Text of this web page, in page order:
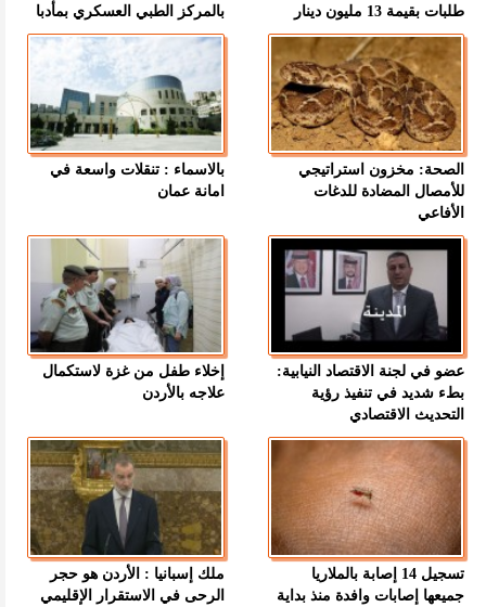
طلبات بقيمة 13 مليون دينار بالمركز الطبي العسكري بمأدبا
الصحة: مخزون استراتيجي
للأمصال المضادة للدغات
الأفاعي
بالاسماء : تنقلات واسعة في
امانة عمان
عضو في لجنة الاقتصاد النيابية:
بطء شديد في تنفيذ رؤية
التحديث الاقتصادي
إخلاء طفل من غزة لاستكمال
علاجه بالأردن
تسجيل 14 إصابة بالملاريا
جميعها إصابات وافدة منذ بداية
ملك إسبانيا : الأردن هو حجر
الرحى في الاستقرار الإقليمي